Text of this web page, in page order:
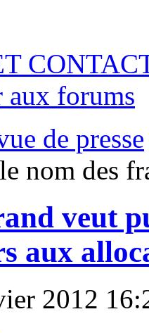
aux forums
de presse
nom des
veut
aux
2012